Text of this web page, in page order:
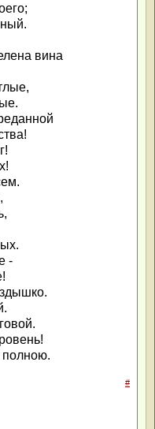
вина
-
полною.
#